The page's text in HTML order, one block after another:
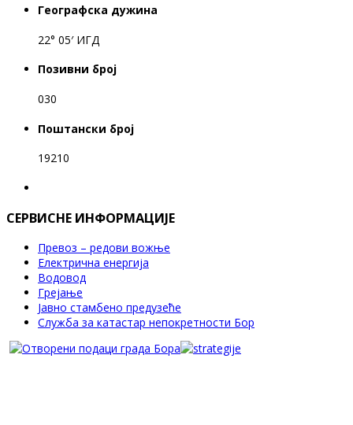
Географска дужина
22° 05′ ИГД
Позивни број
030
Поштански број
19210
СЕРВИСНЕ ИНФОРМАЦИЈЕ
Превоз – редови вожње
Електрична енергија
Водовод
Грејање
Јавно стамбено предузеће
Служба за катастар непокретности Бор